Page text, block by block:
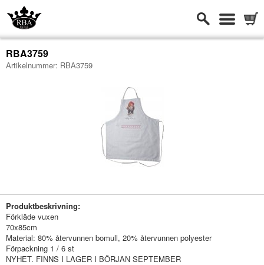
RBA3759
Artikelnummer: RBA3759
Produktbeskrivning:
Förkläde vuxen
70x85cm
Material: 80% återvunnen bomull, 20% återvunnen polyester
Förpackning 1 / 6 st
NYHET. FINNS I LAGER I BÖRJAN SEPTEMBER